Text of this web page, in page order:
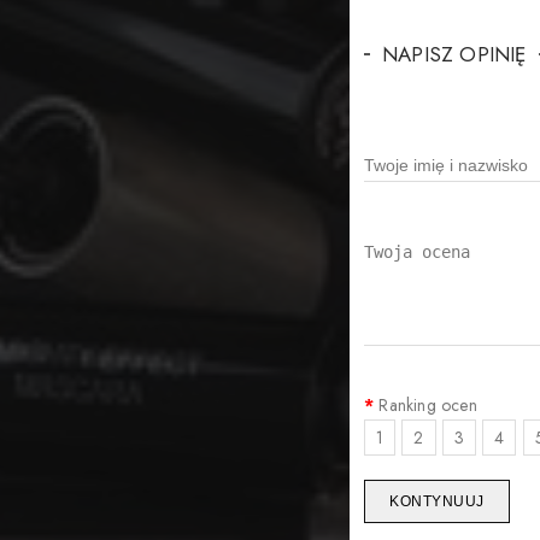
NAPISZ OPINIĘ
Ranking ocen
1
2 3 4
KONTYNUUJ